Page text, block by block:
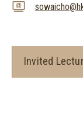
Invited